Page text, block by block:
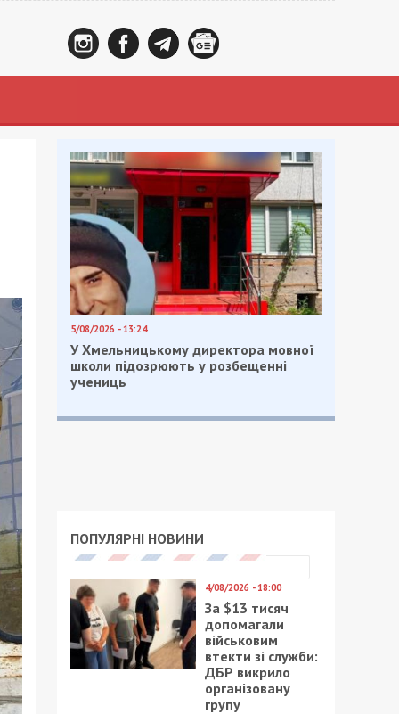
5/08/2026 - 13:24
У Хмельницькому директора мовної
школи підозрюють у розбещенні
учениць
ПОПУЛЯРНІ НОВИНИ
4/08/2026 - 18:00
За $13 тисяч
допомагали
військовим
втекти зі служби:
ДБР викрило
організовану
групу